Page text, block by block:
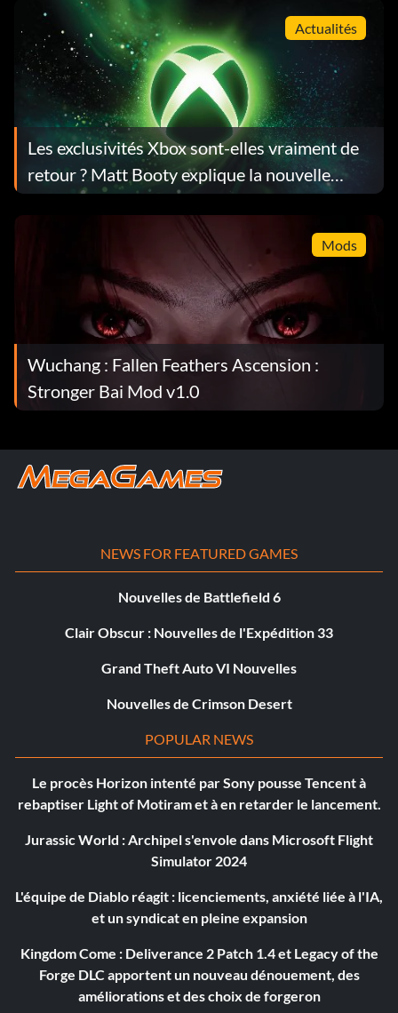
Actualités
Les exclusivités Xbox sont-elles vraiment de
retour ? Matt Booty explique la nouvelle
approche
Mods
Wuchang : Fallen Feathers Ascension :
Stronger Bai Mod v1.0
NEWS FOR FEATURED GAMES
Nouvelles de Battlefield 6
Clair Obscur : Nouvelles de l'Expédition 33
Grand Theft Auto VI Nouvelles
Nouvelles de Crimson Desert
POPULAR NEWS
Le procès Horizon intenté par Sony pousse Tencent à
rebaptiser Light of Motiram et à en retarder le lancement.
Jurassic World : Archipel s'envole dans Microsoft Flight
Simulator 2024
L'équipe de Diablo réagit : licenciements, anxiété liée à l'IA,
et un syndicat en pleine expansion
Kingdom Come : Deliverance 2 Patch 1.4 et Legacy of the
Forge DLC apportent un nouveau dénouement, des
améliorations et des choix de forgeron